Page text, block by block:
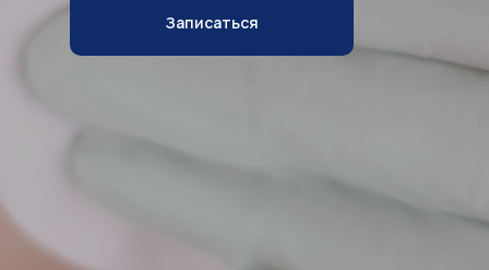
Записаться